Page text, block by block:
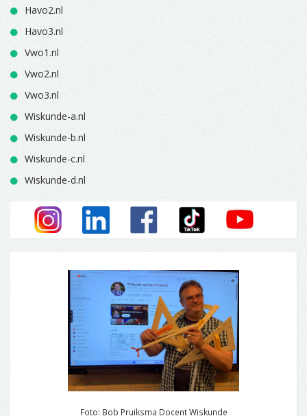
Havo2.nl
Havo3.nl
Vwo1.nl
Vwo2.nl
Vwo3.nl
Wiskunde-a.nl
Wiskunde-b.nl
Wiskunde-c.nl
Wiskunde-d.nl
Foto: Bob Pruiksma Docent Wiskunde